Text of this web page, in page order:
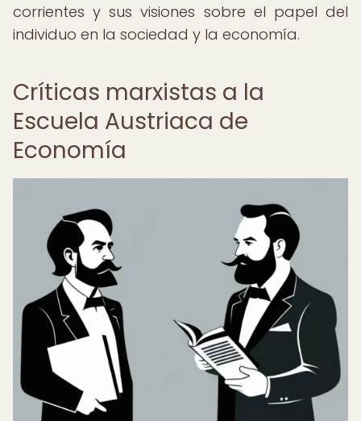
corrientes y sus visiones sobre el papel del
individuo en la sociedad y la economía.
Críticas marxistas a la
Escuela Austriaca de
Economía